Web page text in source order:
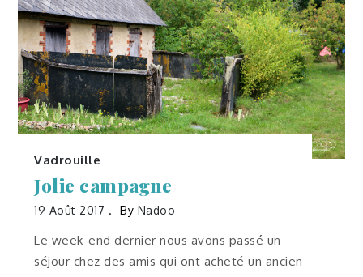
Vadrouille
Jolie campagne
19 Août 2017 By Nadoo
Le week-end dernier nous avons passé un
séjour chez des amis qui ont acheté un ancien